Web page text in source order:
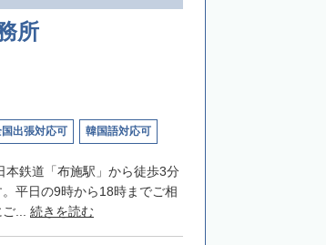
所
出張対応可 韓国語対応可
本鉄道「布施駅」から徒歩3分
平日の9時から18時までご相
... 続きを読む